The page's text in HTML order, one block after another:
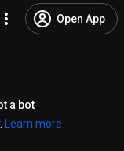
Open App
a bot
Learn more